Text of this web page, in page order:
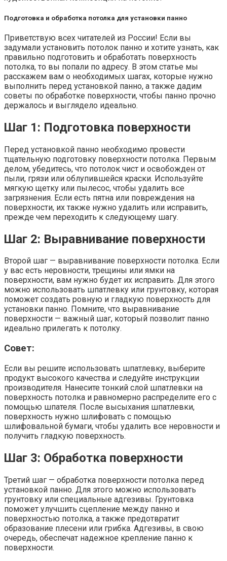
Подготовка и обработка потолка для установки панно
Приветствую всех читателей из России! Если вы
задумали установить потолок панно и хотите узнать, как
правильно подготовить и обработать поверхность
потолка, то вы попали по адресу. В этом статье мы
расскажем вам о необходимых шагах, которые нужно
выполнить перед установкой панно, а также дадим
советы по обработке поверхности, чтобы панно прочно
держалось и выглядело идеально.
Шаг 1: Подготовка поверхности
Перед установкой панно необходимо провести
тщательную подготовку поверхности потолка. Первым
делом, убедитесь, что потолок чист и освобожден от
пыли, грязи или облупившейся краски. Используйте
мягкую щетку или пылесос, чтобы удалить все
загрязнения. Если есть пятна или повреждения на
поверхности, их также нужно удалить или исправить,
прежде чем переходить к следующему шагу.
Шаг 2: Выравнивание поверхности
Второй шаг — выравнивание поверхности потолка. Если
у вас есть неровности, трещины или ямки на
поверхности, вам нужно будет их исправить. Для этого
можно использовать шпатлевку или грунтовку, которая
поможет создать ровную и гладкую поверхность для
установки панно. Помните, что выравнивание
поверхности — важный шаг, который позволит панно
идеально прилегать к потолку.
Совет:
Если вы решите использовать шпатлевку, выберите
продукт высокого качества и следуйте инструкции
производителя. Нанесите тонкий слой шпатлевки на
поверхность потолка и равномерно распределите его с
помощью шпателя. После высыхания шпатлевки,
поверхность нужно шлифовать с помощью
шлифовальной бумаги, чтобы удалить все неровности и
получить гладкую поверхность.
Шаг 3: Обработка поверхности
Третий шаг — обработка поверхности потолка перед
установкой панно. Для этого можно использовать
грунтовку или специальные адгезивы. Грунтовка
поможет улучшить сцепление между панно и
поверхностью потолка, а также предотвратит
образование плесени или грибка. Адгезивы, в свою
очередь, обеспечат надежное крепление панно к
поверхности.